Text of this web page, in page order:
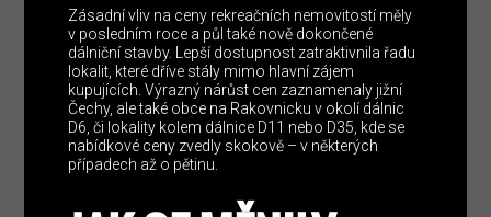
Zásadní vliv na ceny rekreačních nemovitostí měly
v posledním roce a půl také nově dokončené
dálniční stavby. Lepší dostupnost zatraktivnila řadu
lokalit, které dříve stály mimo hlavní zájem
kupujících. Výrazný nárůst cen zaznamenaly jižní
Čechy, ale také obce na Rakovnicku v okolí dálnic
D6, či lokality kolem dálnice D11 nebo D35, kde se
nabídkové ceny zvedly skokově – v některých
případech až o pětinu.